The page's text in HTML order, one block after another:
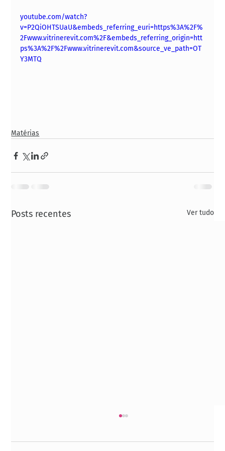
youtube.com/watch?
v=P2QiOHTSUaU&embeds_referring_euri=https%3A%2F%
2Fwww.vitrinerevit.com%2F&embeds_referring_origin=htt
ps%3A%2F%2Fwww.vitrinerevit.com&source_ve_path=OT
Y3MTQ
Matérias
Posts recentes Ver tudo